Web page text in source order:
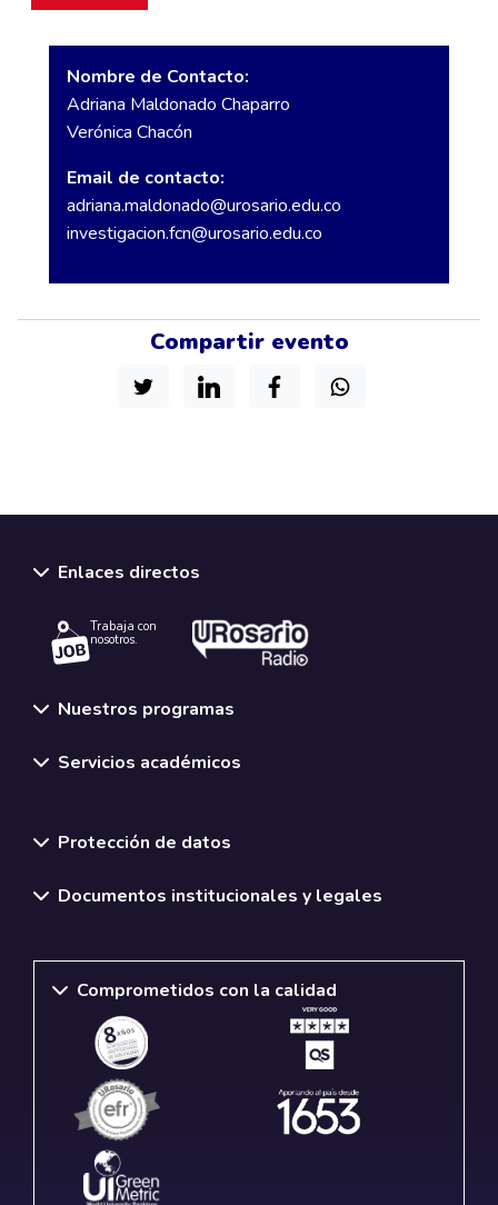
Nombre de Contacto:
Adriana Maldonado Chaparro
Verónica Chacón
Email de contacto:
adriana.maldonado@urosario.edu.co
investigacion.fcn@urosario.edu.co
Compartir evento
Enlaces directos
Trabaja con
nosotros.
Nuestros programas
Servicios académicos
Protección de datos
Documentos institucionales y legales
Comprometidos con la calidad